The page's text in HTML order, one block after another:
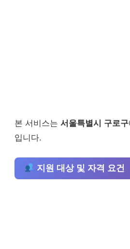
본 서비스는 서울특별시 구로구
입니다.
지원 대상 및 자격 요건